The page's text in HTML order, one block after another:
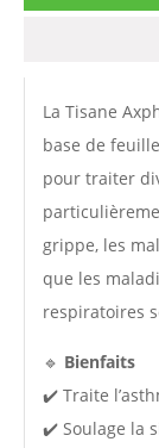
La Tisane
base de
pour traiter
grippe, les
que les
respiratoires
🔹 Bienfaits
✔️ Traite
✔️ Soulage la